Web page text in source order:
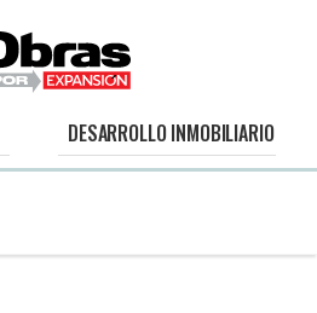
DESARROLLO INMOBILIARIO